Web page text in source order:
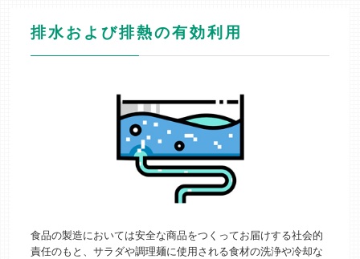
排水および排熱の有効利用
食品の製造においては安全な商品をつくってお届けする社会的
責任のもと、サラダや調理麺に使用される食材の洗浄や冷却な